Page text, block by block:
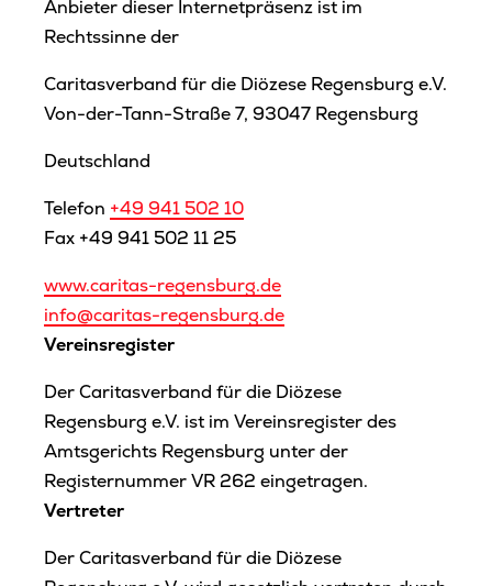
Anbieter dieser Internetpräsenz ist im
Rechtssinne der
Caritasverband für die Diözese Regensburg e.V.
Von-der-Tann-Straße 7, 93047 Regensburg
Deutschland
Telefon +49 941 502 10
Fax +49 941 502 11 25
www.caritas-regensburg.de
info@caritas-regensburg.de
Vereinsregister
Der Caritasverband für die Diözese
Regensburg e.V. ist im Vereinsregister des
Amtsgerichts Regensburg unter der
Registernummer VR 262 eingetragen.
Vertreter
Der Caritasverband für die Diözese